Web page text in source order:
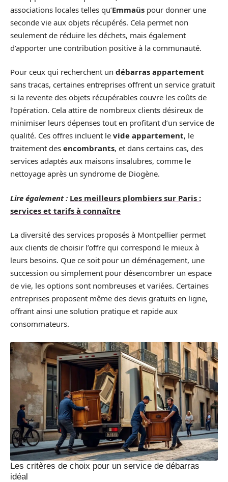
associations locales telles qu’Emmaüs pour donner une
seconde vie aux objets récupérés. Cela permet non
seulement de réduire les déchets, mais également
d’apporter une contribution positive à la communauté.
Pour ceux qui recherchent un débarras appartement
sans tracas, certaines entreprises offrent un service gratuit
si la revente des objets récupérables couvre les coûts de
l’opération. Cela attire de nombreux clients désireux de
minimiser leurs dépenses tout en profitant d’un service de
qualité. Ces offres incluent le vide appartement, le
traitement des encombrants, et dans certains cas, des
services adaptés aux maisons insalubres, comme le
nettoyage après un syndrome de Diogène.
Lire également : Les meilleurs plombiers sur Paris :
services et tarifs à connaître
La diversité des services proposés à Montpellier permet
aux clients de choisir l’offre qui correspond le mieux à
leurs besoins. Que ce soit pour un déménagement, une
succession ou simplement pour désencombrer un espace
de vie, les options sont nombreuses et variées. Certaines
entreprises proposent même des devis gratuits en ligne,
offrant ainsi une solution pratique et rapide aux
consommateurs.
Les critères de choix pour un service de débarras
idéal